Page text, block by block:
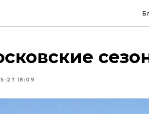
27 18:09